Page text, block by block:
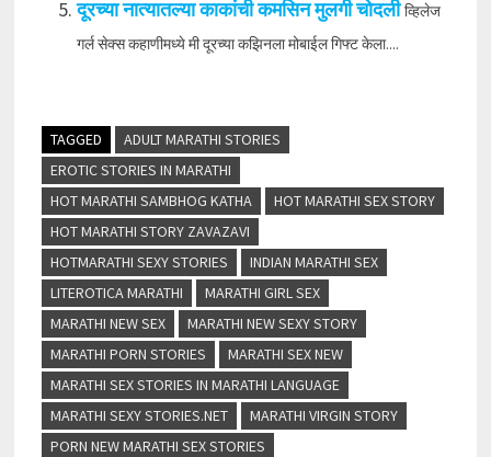
दूरच्या नात्यातल्या काकांची कमसिन मुलगी चोदली व्हिलेज
गर्ल सेक्स कहाणीमध्ये मी दूरच्या कझिनला मोबाईल गिफ्ट केला....
TAGGED
ADULT MARATHI STORIES
EROTIC STORIES IN MARATHI
HOT MARATHI SAMBHOG KATHA
HOT MARATHI SEX STORY
HOT MARATHI STORY ZAVAZAVI
HOTMARATHI SEXY STORIES
INDIAN MARATHI SEX
LITEROTICA MARATHI
MARATHI GIRL SEX
MARATHI NEW SEX
MARATHI NEW SEXY STORY
MARATHI PORN STORIES
MARATHI SEX NEW
MARATHI SEX STORIES IN MARATHI LANGUAGE
MARATHI SEXY STORIES.NET
MARATHI VIRGIN STORY
PORN NEW MARATHI SEX STORIES